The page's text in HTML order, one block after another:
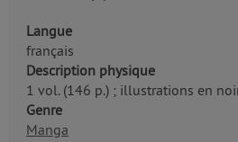
Langue
français
Description physique
1 vol. (146 p.) ; illustrations en
Genre
Manga